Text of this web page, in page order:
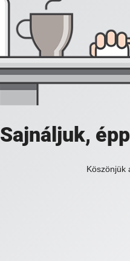
Sajnáljuk,
Köszönjük